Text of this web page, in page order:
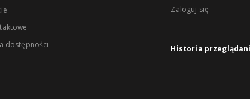
dostępności
Zaloguj się
Historia